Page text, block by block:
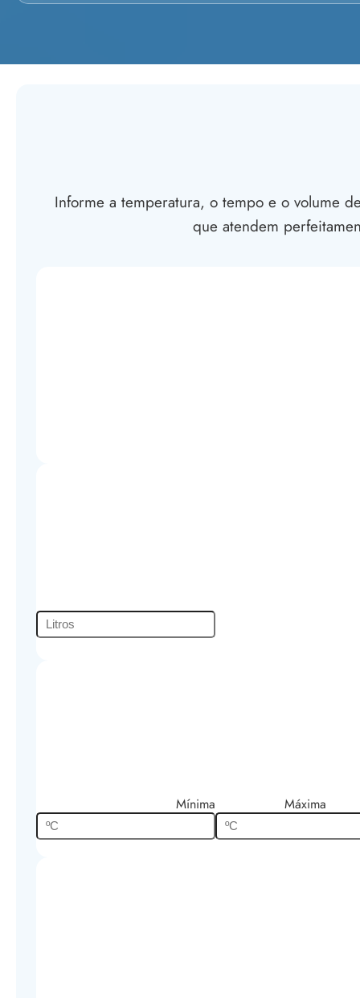
Informe a temperatura, o tempo e o volume
que atendem
Mínima Máxima